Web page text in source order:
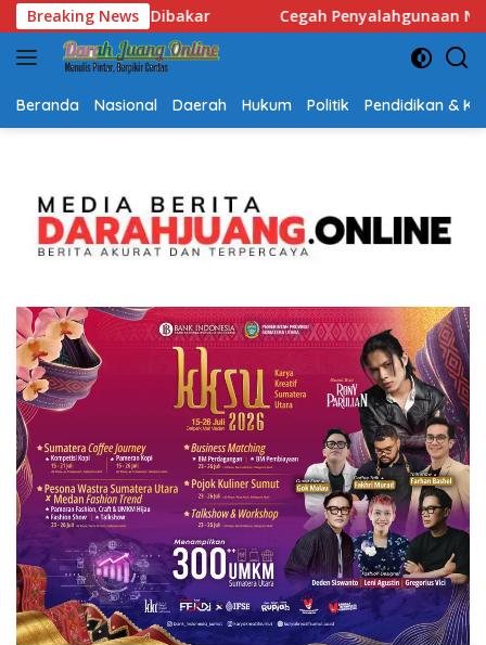
Langsung
ke
konten
Breaking News
Narkoba, Polsek Banjarbaru Utara Laksanakan Tes
Beranda Nasional Daerah Hukum Politik Pendidikan &